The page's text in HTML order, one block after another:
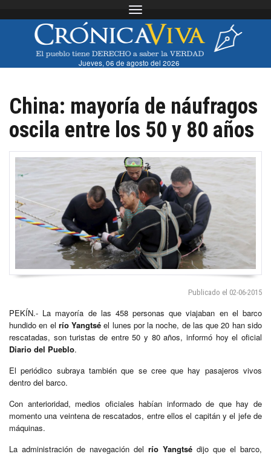
Toggle navigation
Jueves, 06 de agosto del 2026
China: mayoría de náufragos
oscila entre los 50 y 80 años
Publicado el 02-06-2015
PEKÍN.- La mayoría de las 458 personas que viajaban en el barco
hundido en el río Yangtsé el lunes por la noche, de las que 20 han sido
rescatadas, son turistas de entre 50 y 80 años, informó hoy el oficial
Diario del Pueblo.
El periódico subraya también que se cree que hay pasajeros vivos
dentro del barco.
Con anterioridad, medios oficiales habían informado de que hay de
momento una veintena de rescatados, entre ellos el capitán y el jefe de
máquinas.
La administración de navegación del río Yangtsé dijo que el barco,